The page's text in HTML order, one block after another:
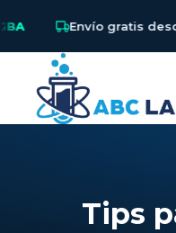
Envío gratis desde
content
Tips